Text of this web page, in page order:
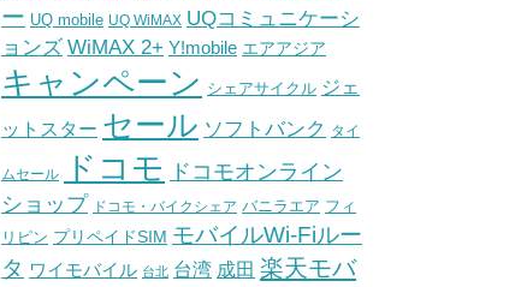
ー UQ mobile UQ WiMAX UQコミュニケーシ
ョンズ WiMAX 2+ Y!mobile エアアジア
キャンペーン シェアサイクル ジェ
ットスター セール ソフトバンク タイ
ムセール ドコモ
ドコモオンライン
ショップ ドコモ・バイクシェア バニラエア フィ
リピン プリペイドSIM モバイルWi-Fiルー
タ ワイモバイル 台北 台湾 成田 楽天モバ